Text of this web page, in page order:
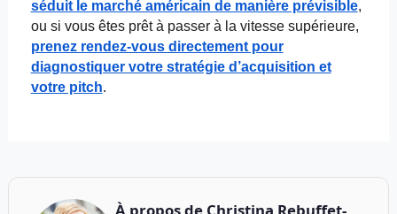
séduit le marché américain de manière prévisible,
ou si vous êtes prêt à passer à la vitesse supérieure,
prenez rendez-vous directement pour
diagnostiquer votre stratégie d’acquisition et
votre pitch.